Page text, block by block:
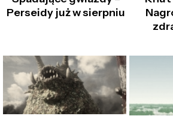
Perseidy już w sierpniu